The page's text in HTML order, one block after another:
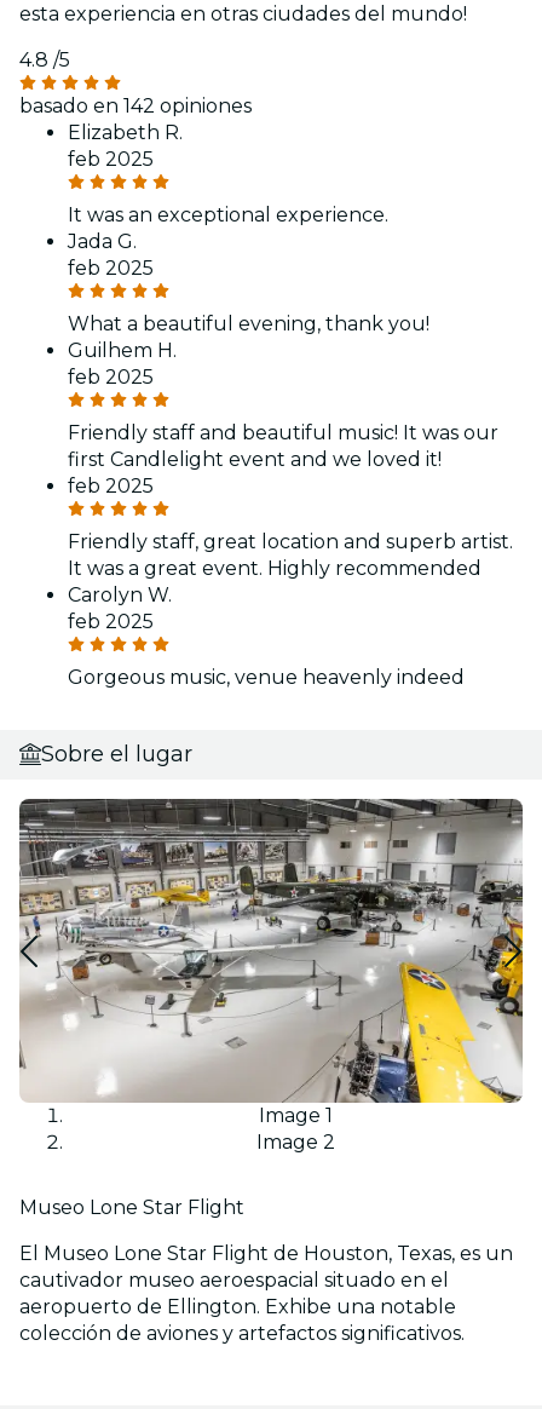
esta experiencia en otras ciudades del mundo!
4.8 /5
basado en 142 opiniones
Elizabeth R.
feb 2025
It was an exceptional experience.
Jada G.
feb 2025
What a beautiful evening, thank you!
Guilhem H.
feb 2025
Friendly staff and beautiful music! It was our
first Candlelight event and we loved it!
feb 2025
Friendly staff, great location and superb artist.
It was a great event. Highly recommended
Carolyn W.
feb 2025
Gorgeous music, venue heavenly indeed
Sobre el lugar
Image 1
Image 2
Museo Lone Star Flight
El Museo Lone Star Flight de Houston, Texas, es un
cautivador museo aeroespacial situado en el
aeropuerto de Ellington. Exhibe una notable
colección de aviones y artefactos significativos.